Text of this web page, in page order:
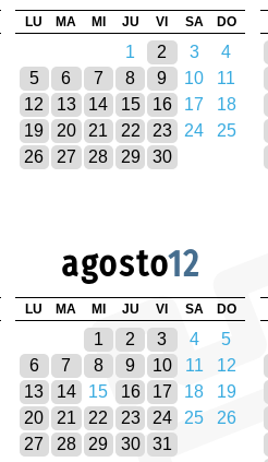
LU MA MI JU VI SA DO
1 2 3
4
5
6 7 8 9 10
11
12
13 14 15 16 17
18
19
20 21 22 23 24
25
26
27 28 29 30
agosto12
LU MA MI JU VI SA DO
1 2 3 4
5
6
7 8 9 10 11
12
13
14 15 16 17 18
19
20
21 22 23 24 25
26
27
28 29 30 31